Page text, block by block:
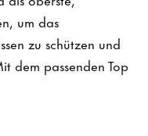
um das
zu schützen und
dem passenden Top